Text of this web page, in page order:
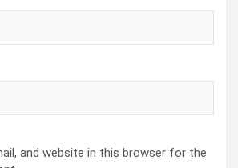
and website in this browser for the